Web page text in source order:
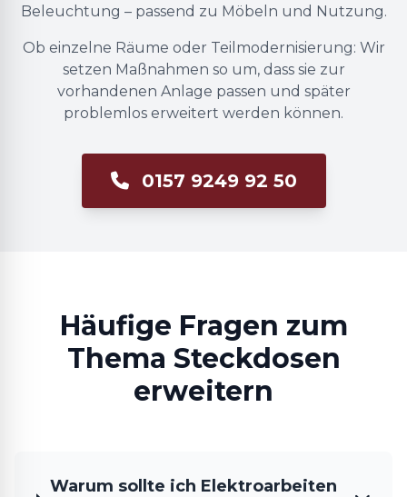
Beleuchtung – passend zu Möbeln und Nutzung.
Ob einzelne Räume oder Teilmodernisierung: Wir
setzen Maßnahmen so um, dass sie zur
vorhandenen Anlage passen und später
problemlos erweitert werden können.
0157 9249 92 50
Häufige Fragen zum
Thema Steckdosen
erweitern
Warum sollte ich Elektroarbeiten